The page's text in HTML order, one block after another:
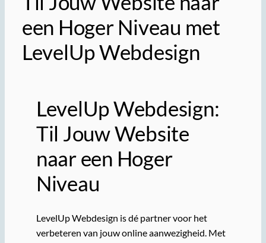
een Hoger Niveau met
LevelUp Webdesign
LevelUp Webdesign:
Til Jouw Website
naar een Hoger
Niveau
LevelUp Webdesign is dé partner voor het
verbeteren van jouw online aanwezigheid. Met